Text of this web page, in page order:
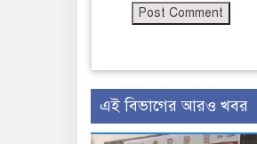
এই বিভাগের আরও খবর